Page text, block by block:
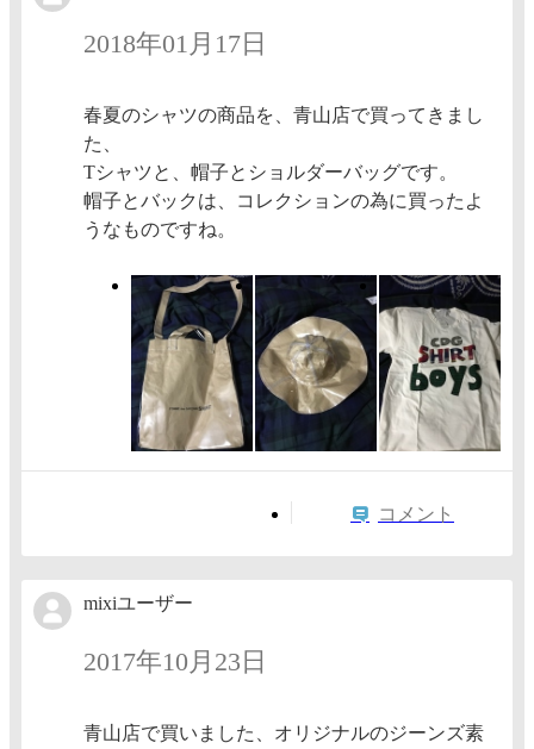
2018年01月17日
春夏のシャツの商品を、青山店で買ってきまし
た、
Tシャツと、帽子とショルダーバッグです。
帽子とバックは、コレクションの為に買ったよ
うなものですね。
コメント
mixiユーザー
2017年10月23日
青山店で買いました、オリジナルのジーンズ素